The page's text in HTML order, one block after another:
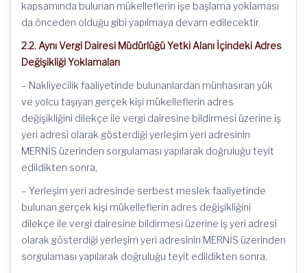
kapsamında bulunan mükelleflerin işe başlama yoklaması
da önceden olduğu gibi yapılmaya devam edilecektir.
2.2. Aynı Vergi Dairesi Müdürlüğü Yetki Alanı İçindeki Adres
Değişikliği Yoklamaları
– Nakliyecilik faaliyetinde bulunanlardan münhasıran yük
ve yolcu taşıyan gerçek kişi mükelleflerin adres
değişikliğini dilekçe ile vergi dairesine bildirmesi üzerine iş
yeri adresi olarak gösterdiği yerleşim yeri adresinin
MERNİS üzerinden sorgulaması yapılarak doğruluğu teyit
edildikten sonra,
– Yerleşim yeri adresinde serbest meslek faaliyetinde
bulunan gerçek kişi mükelleflerin adres değişikliğini
dilekçe ile vergi dairesine bildirmesi üzerine iş yeri adresi
olarak gösterdiği yerleşim yeri adresinin MERNİS üzerinden
sorgulaması yapılarak doğruluğu teyit edildikten sonra,